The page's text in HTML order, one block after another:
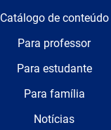
Catálogo de conteúdo
Para professor
Para estudante
Para família
Notícias